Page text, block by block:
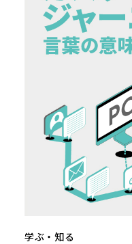
学ぶ・知る